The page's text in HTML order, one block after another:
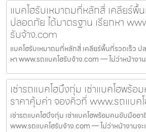
แบคโฮรับเหมาถมที่หลักสี่ เคลียร์พื้
ปลอดภัย ได้มาตรฐาน เรียกหา
รับจ้าง.com
แบคโฮรับเหมาถมที่หลักสี่ เคลียร์พื้นที่รวดเร็ว ป
หา www.รถแบคโฮรับจ้าง.com — ไม่ว่าหน้างา
เช่ารถแบคโฮบึงกุ่ม เช่าแบคโฮพร้
ราคาคุ้มค่า จองคิวที่ www.รถแบค
เช่ารถแบคโฮบึงกุ่ม เช่าแบคโฮพร้อมคนขับมืออ
www.รถแบคโฮรับจ้าง.com — ไม่ว่าหน้างานจ